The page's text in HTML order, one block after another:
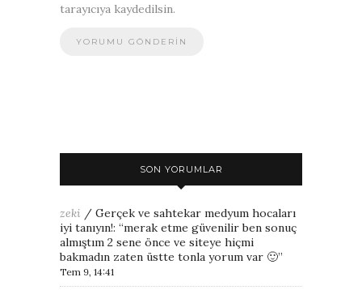
tarayıcıya kaydedilsin.
SON YORUMLAR
zeki / Gerçek ve sahtekar medyum hocaları
iyi tanıyın!: “merak etme güvenilir ben sonuç
almıştım 2 sene önce ve siteye hiçmi
bakmadın zaten üstte tonla yorum var 🙂”
Tem 9, 14:41